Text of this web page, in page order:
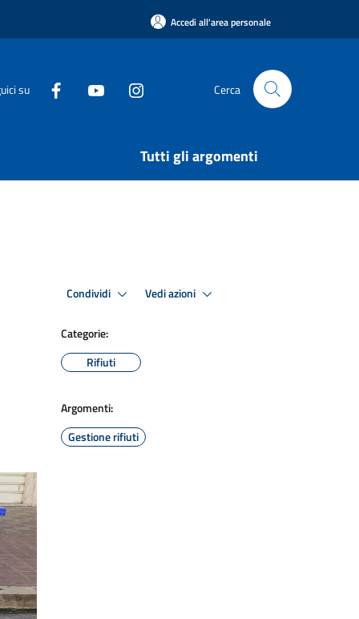
Accedi all'area personale
su Cerca
Tutti gli argomenti
Condividi Vedi azioni
Categorie:
Rifiuti
Argomenti:
Gestione rifiuti